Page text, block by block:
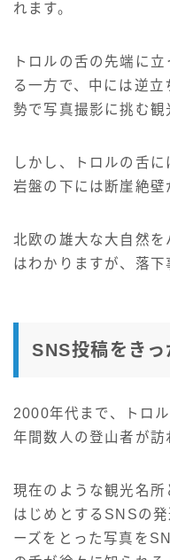
れます。
トロルの舌の先端に
る一方で、中には逆
勢で写真撮影に挑む観
しかし、トロルの舌
岩盤の下には断崖絶壁
北欧の雄大な大自然
はわかりますが、落下
SNS投稿をき
2000年代まで、トロ
年間数人の登山者が訪
現在のような観光名
はじめとするSNSの
ーズをとった写真を